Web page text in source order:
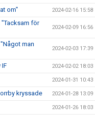
om" 2024-02-16 15:58
för
2024-02-09 16:56
man
2024-02-03 17:39
IF 2024-02-02 18:03
2024-01-31 10:43
kryssade 2024-01-28 13:09
2024-01-26 18:03